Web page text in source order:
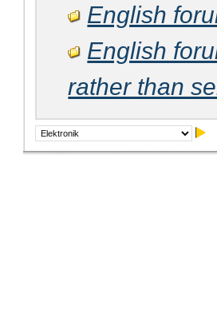
English
English
rather than